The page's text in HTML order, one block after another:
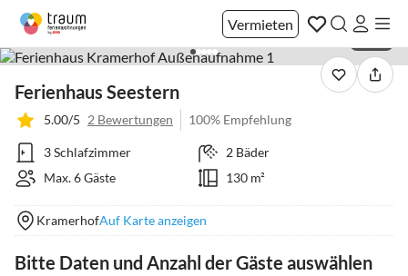
Vermieten
Ferienhaus Seestern
5.00/5 2 Bewertungen 100% Empfehlung
3 Schlafzimmer
2 Bäder
Max. 6 Gäste
130 m²
KramerhofAuf Karte anzeigen
Bitte Daten und Anzahl der Gäste auswählen